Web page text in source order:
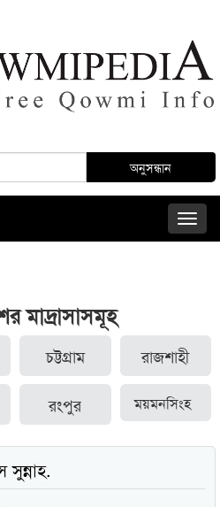
মাদ্রাসাসমূহ
চট্টগ্রাম রাজশাহী
রংপুর ময়মনসিংহ